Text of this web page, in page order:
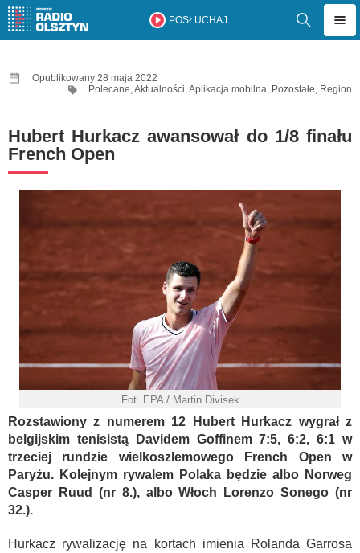
POSŁUCHAJ
Opublikowany 28 maja 2022
Polecane,Aktualności,Aplikacja mobilna, Pozostałe, Region
Hubert Hurkacz awansował do 1/8 finału
French Open
Fot. EPA / Martin Divisek
Rozstawiony z numerem 12 Hubert Hurkacz wygrał z
belgijskim tenisistą Davidem Goffinem 7:5, 6:2, 6:1 w
trzeciej rundzie wielkoszlemowego French Open w
Paryżu. Kolejnym rywalem Polaka będzie albo Norweg
Casper Ruud (nr 8.), albo Włoch Lorenzo Sonego (nr
32.).
Hurkacz rywalizację na kortach imienia Rolanda Garrosa